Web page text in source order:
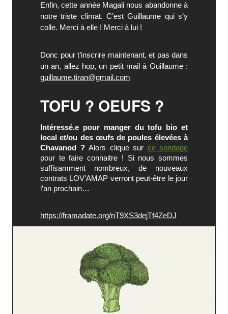
Enfin, cette année Magali nous abandonne à
notre triste climat. C’est Guillaume qui s’y
colle. Merci à elle ! Merci à lui !
Donc pour t’inscrire maintenant, et pas dans
un an, allez hop, un petit mail à Guillaume :
guillaume.tiran@gmail.com
TOFU ? OEUFS ?
Intéressé.e pour manger du tofu bio et
local et/ou des œufs de poules élevées à
Chavanod ? Alors clique sur ce sondage
pour te faire connaitre ! Si nous sommes
suffisamment nombreux, de nouveaux
contrats LOV’AMAP verront peut-être le jour
l’an prochain…
https://framadate.org/nT9XS3dejTf4ZeDJ